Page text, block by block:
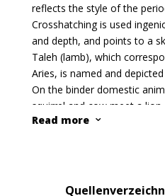
Unter der Chuppa stehen
der Rabbiner, sondern auch
Mutter. Der Vater hält den
der Hand. Der Ehevertrag
Verlesung müssen von 10
Männern bezeugt werden.
Kopfbedeckung, einer
reflects the style of the
Crosshatching is used
and depth, and points to a
Taleh (lamb), which
Aries, is named and
On the binder domestic
squirrel and cow meet a
pelican. The pelican rips
Read more 3